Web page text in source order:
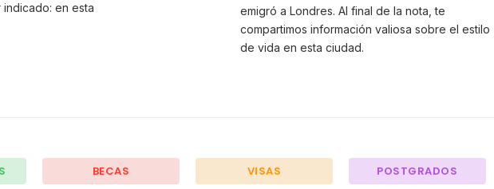
indicado: en esta
emigró a Londres. Al final de la nota, te
compartimos información valiosa sobre el estilo
de vida en esta ciudad.
BECAS VISAS POSTGRADOS